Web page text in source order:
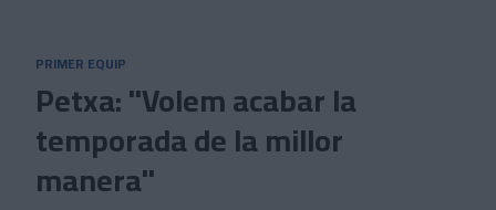
PRIMER EQUIP
Petxa: "Volem acabar la
temporada de la millor
manera"